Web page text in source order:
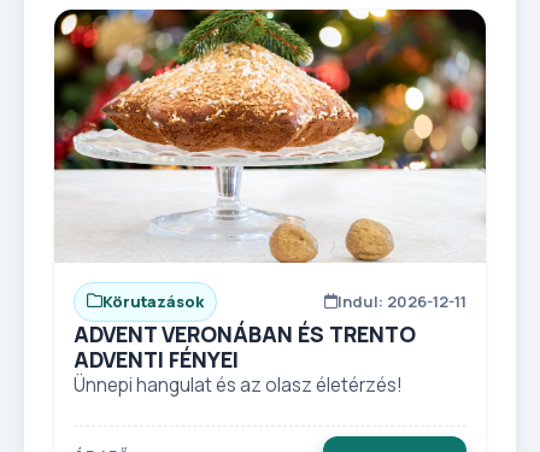
Körutazások Indul: 2026-12-11
ADVENT VERONÁBAN ÉS TRENTO
ADVENTI FÉNYEI
Ünnepi hangulat és az olasz életérzés!